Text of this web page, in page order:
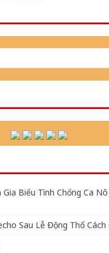
Biểu Tình Chống Ca
Sau Lễ Động Thổ